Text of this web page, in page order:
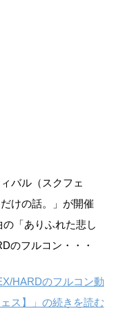
バル（スクフェ
けの話。」が開催
「ありふれた悲し
のフルコン・・・
HARDのフルコン動
ス】」の続きを読む